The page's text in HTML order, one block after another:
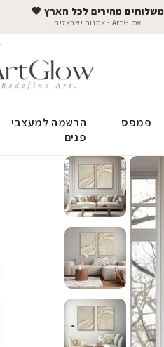
משלוחים מהירים לכל הארץ 🤎
ArtGlow - אמנות ישראלית
פמפס
הרשמה למעצבי
פנים